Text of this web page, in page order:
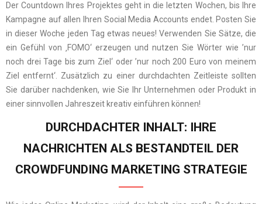
Der Countdown Ihres Projektes geht in die letzten Wochen, bis Ihre
Kampagne auf allen Ihren Social Media Accounts endet. Posten Sie
in dieser Woche jeden Tag etwas neues! Verwenden Sie Sätze, die
ein Gefühl von ‚FOMO‘ erzeugen und nutzen Sie Wörter wie ’nur
noch drei Tage bis zum Ziel‘ oder ’nur noch 200 Euro von meinem
Ziel entfernt‘. Zusätzlich zu einer durchdachten Zeitleiste sollten
Sie darüber nachdenken, wie Sie Ihr Unternehmen oder Produkt in
einer sinnvollen Jahreszeit kreativ einführen können!
DURCHDACHTER INHALT: IHRE
NACHRICHTEN ALS BESTANDTEIL DER
CROWDFUNDING MARKETING STRATEGIE